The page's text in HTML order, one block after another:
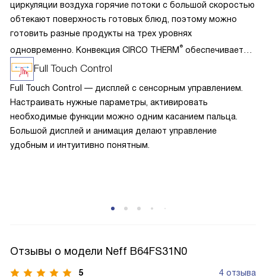
циркуляции воздуха горячие потоки с большой скоростью
обтекают поверхность готовых блюд, поэтому можно
готовить разные продукты на трех уровнях
одновременно. Конвекция CIRCO THERM ® обеспечивает
следующий эффект: быстрое запекание пор при
обжаривании и выпекании, сохранение сока, витаминов
и аромата. Благодаря эффективному использования жара
достаточно разогреть духовку на 160-190 градусов, что
значительно уменьшает загрязнение внутренней камеры
жировыми брызгами.
Full Touch Control
Full Touch Control — дисплей с сенсорным управлением.
Настраивать нужные параметры, активировать
необходимые функции можно одним касанием пальца.
Большой дисплей и анимация делают управление
удобным и интуитивно понятным.
Отзывы о модели Neff B64FS31N0
5 4 отзыва